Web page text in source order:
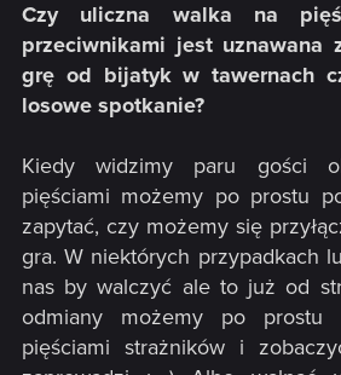
Czy uliczna walka na
przeciwnikami jest uznawana
grę od bijatyk w tawernach
losowe spotkanie?
Kiedy widzimy paru gości
pięściami możemy po prostu
zapytać, czy możemy się
gra. W niektórych przypadkach
nas by walczyć ale to już od
odmiany możemy po prostu
pięściami strażników i